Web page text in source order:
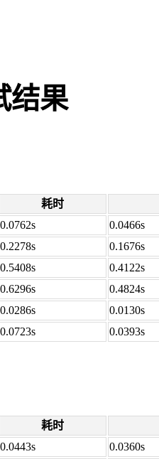
结果
耗时
0.0762s
0.0466s
0.2278s
0.1676s
0.5408s
0.4122s
0.6296s
0.4824s
0.0286s
0.0130s
0.0723s 0.0393s
耗时
0.0443s
0.0360s